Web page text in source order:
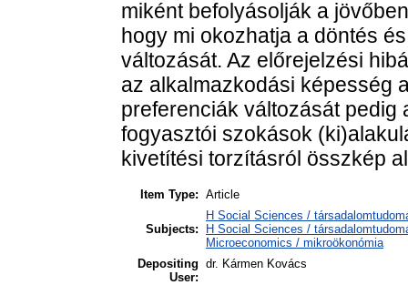
miként befolyásolják a
hogy mi okozhatja a döntés
változását. Az előrejelzési
az alkalmazkodási képesség
preferenciák változását pedig
fogyasztói szokások
kivetítési torzításról összkép
Item Type: Article
Subjects:
H Social Sciences /
H Social Sciences /
Microeconomics / mikroökonómia
Depositing
User:
dr. Kármen Kovács